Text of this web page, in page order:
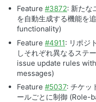
Feature #3872: 新たな
を自動生成する機能を
functionality)
Feature #4911: リポジ
しそれぞれ異なるステ
issue update rules
messages)
Feature #5037: チケッ
ールごとに制御